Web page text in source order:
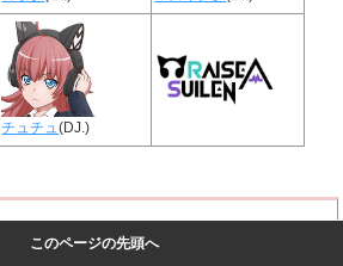
チュチュ(DJ.)
このページの先頭へ